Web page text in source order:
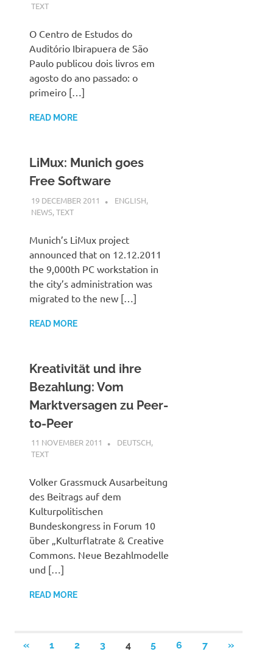
TEXT
O Centro de Estudos do
Auditório Ibirapuera de São
Paulo publicou dois livros em
agosto do ano passado: o
primeiro […]
READ MORE
LiMux: Munich goes
Free Software
19 DECEMBER 2011 VGRASS
ENGLISH,
NEWS,TEXT
Munich’s LiMux project
announced that on 12.12.2011
the 9,000th PC workstation in
the city’s administration was
migrated to the new […]
READ MORE
Kreativität und ihre
Bezahlung: Vom
Marktversagen zu Peer-
to-Peer
11 NOVEMBER 2011 VGRASS
DEUTSCH,
TEXT
Volker Grassmuck Ausarbeitung
des Beitrags auf dem
Kulturpolitischen
Bundeskongress in Forum 10
über „Kulturflatrate & Creative
Commons. Neue Bezahlmodelle
und […]
READ MORE
Posts
«PREVIOUS
1 2 3 4 5 6 7
NEXT
»